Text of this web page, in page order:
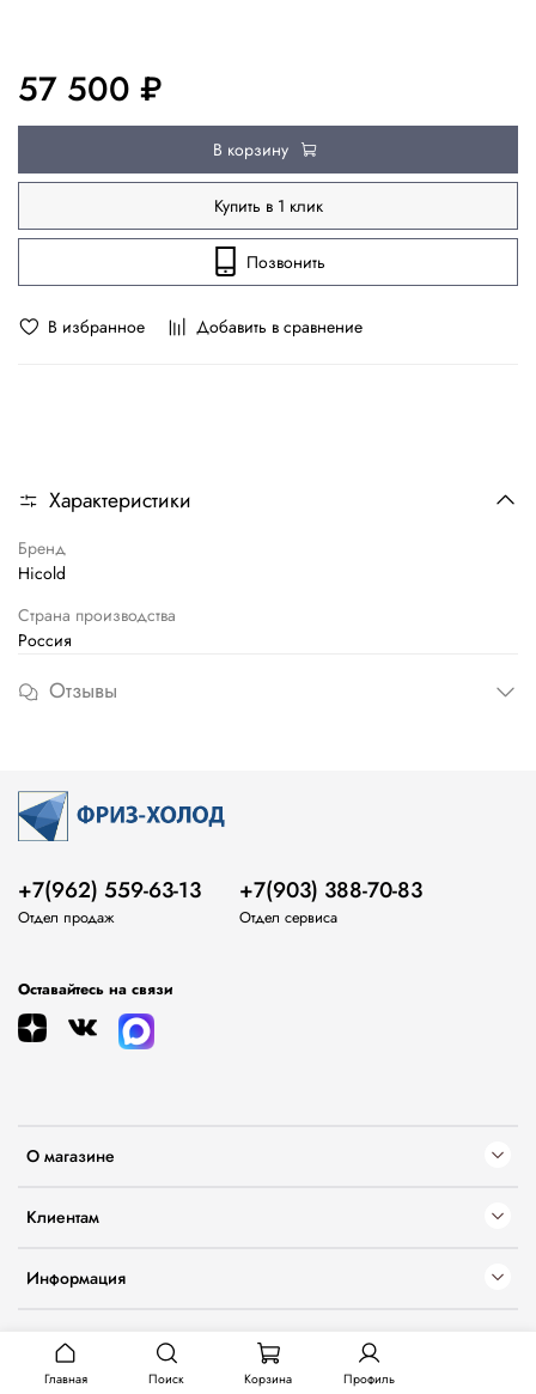
В избранное Добавить в сравнение
57 500 ₽
В корзину
Купить в 1 клик
Позвонить
Характеристики
Бренд
Hicold
Страна производства
Россия
Отзывы
О магазине
Клиентам
Информация
+7(962) 559-63-13
Отдел продаж
+7(903) 388-70-83
Отдел сервиса
Оставайтесь на связи
Главная Поиск Корзина Профиль